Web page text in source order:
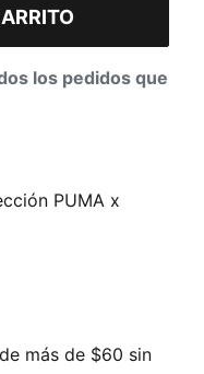
los pedidos que
PUMA x
fans de la serie
de los estilos
a mano, colores
sudadera con
personajes y
más de $60 sin